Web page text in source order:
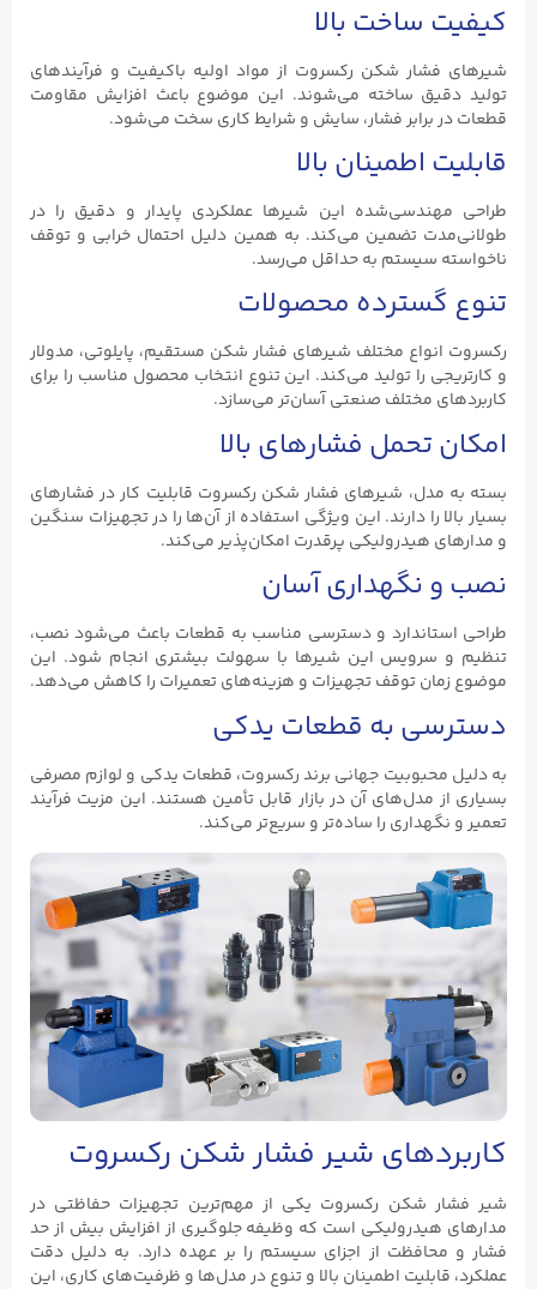
کیفیت ساخت بالا
شیرهای فشار شکن رکسروت از مواد اولیه باکیفیت و فرآیندهای
تولید دقیق ساخته می‌شوند. این موضوع باعث افزایش مقاومت
قطعات در برابر فشار، سایش و شرایط کاری سخت می‌شود.
قابلیت اطمینان بالا
طراحی مهندسی‌شده این شیرها عملکردی پایدار و دقیق را در
طولانی‌مدت تضمین می‌کند. به همین دلیل احتمال خرابی و توقف
ناخواسته سیستم به حداقل می‌رسد.
تنوع گسترده محصولات
رکسروت انواع مختلف شیرهای فشار شکن مستقیم، پایلوتی، مدولار
و کارتریجی را تولید می‌کند. این تنوع انتخاب محصول مناسب را برای
کاربردهای مختلف صنعتی آسان‌تر می‌سازد.
امکان تحمل فشارهای بالا
بسته به مدل، شیرهای فشار شکن رکسروت قابلیت کار در فشارهای
بسیار بالا را دارند. این ویژگی استفاده از آن‌ها را در تجهیزات سنگین
و مدارهای هیدرولیکی پرقدرت امکان‌پذیر می‌کند.
نصب و نگهداری آسان
طراحی استاندارد و دسترسی مناسب به قطعات باعث می‌شود نصب،
تنظیم و سرویس این شیرها با سهولت بیشتری انجام شود. این
موضوع زمان توقف تجهیزات و هزینه‌های تعمیرات را کاهش می‌دهد.
دسترسی به قطعات یدکی
به دلیل محبوبیت جهانی برند رکسروت، قطعات یدکی و لوازم مصرفی
بسیاری از مدل‌های آن در بازار قابل تأمین هستند. این مزیت فرآیند
تعمیر و نگهداری را ساده‌تر و سریع‌تر می‌کند.
کاربردهای شیر فشار شکن رکسروت
شیر فشار شکن رکسروت یکی از مهم‌ترین تجهیزات حفاظتی در
مدارهای هیدرولیکی است که وظیفه جلوگیری از افزایش بیش از حد
فشار و محافظت از اجزای سیستم را بر عهده دارد. به دلیل دقت
عملکرد، قابلیت اطمینان بالا و تنوع در مدل‌ها و ظرفیت‌های کاری، این